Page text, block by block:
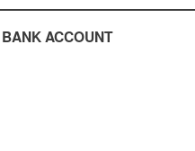
BANK ACCOUNT